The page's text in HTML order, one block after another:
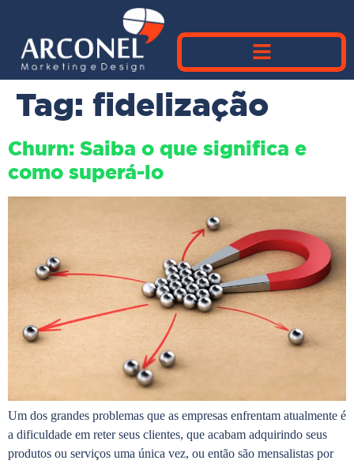
Tag: fidelização
Churn: Saiba o que significa e
como superá-lo
Um dos grandes problemas que as empresas enfrentam atualmente é
a dificuldade em reter seus clientes, que acabam adquirindo seus
produtos ou serviços uma única vez, ou então são mensalistas por